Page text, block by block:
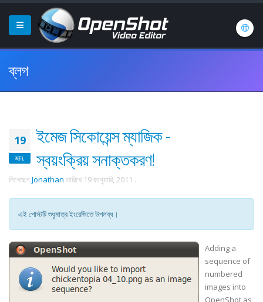
ব্লগ
19
জান.
ইমেজ সিকোয়েন্স ম্যাজিক -
স্বয়ংক্রিয় সনাক্তকরণ!
লিখেছেন Jonathan তারিখে 19 জানুয়ারি, 2011 .
এই পোস্টটি শুধুমাত্র ইংরেজিতে উপলব্ধ।
Adding a
sequence of
numbered
images into
OpenShot as